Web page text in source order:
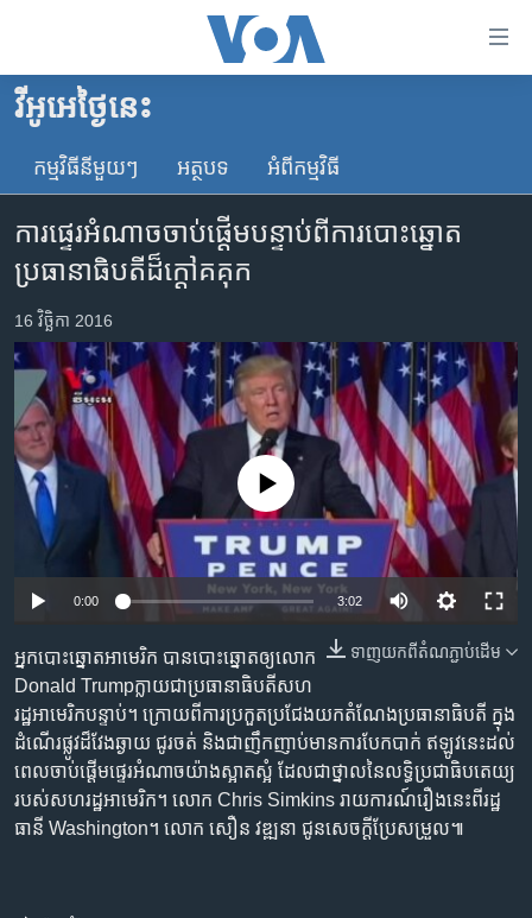
គេហទំព័រ​
ទាក់ទង
និង​
ចូល​
ទំព័រ​
ព័ត៌មាន​​
ម្តង
រំលង​
និង​
ចូល​
ទៅ​
រំលង​
ចូល​
ទៅ​
កាន់​
ទំព័រ​
ស្វែង​
រក
កម្ពុជា
អន្តរជាតិ
កម្ពុជាច្នៃប្រតិដ្ឋ
ព្រឹត្តិការណ៍ព័ត៌មាន
ទូរទស្សន៍ / វីដេអូ​
វិទ្យុ / ផតខាសថ៍
កម្មវិធីទាំងអស់
Khmer English
ភាសា
វីអូអេថ្ងៃនេះ
កម្មវិធី​នីមួយៗ អត្ថបទ​ អំពី​កម្មវិធី​
ការផ្ទេរ​អំណាច​ចាប់ផ្ដើម​បន្ទាប់ពី​ការបោះឆ្នោត​
ប្រធានាធិបតី​ដ៏​ក្ដៅ​គគុក
16 វិច្ឆិកា 2016
No media source currently available
0:00 3:02
ទាញ​យក​ពី​តំណភ្ជាប់​ដើម
អ្នក​បោះ​ឆ្នោត​អាមេរិក​ បាន​បោះ​ឆ្នោត​ឲ្យ​លោក
Donald Trumpក្លាយ​ជា​ប្រធានាធិបតី​សហ
រដ្ឋ​អាមេរិក​បន្ទាប់។ ក្រោយ​ពី​ការ​ប្រកួត​ប្រជែង​យក​តំណែង​ប្រធានាធិបតី ​ក្នុង​
ដំណើរ​ផ្លូវ​ដ៏​វែង​ឆ្ងាយ ជូរចត់ និង​ជា​ញឹក​ញាប់​មាន​ការ​បែក​បាក់ ឥឡូវ​នេះ​ដល់​
ពេល​ចាប់​ផ្ដើម​ផ្ទេរ​អំណាច​យ៉ាង​ស្អាត​ស្អំ ដែល​ជា​ថ្នាល​នៃ​លទ្ធិ​ប្រជាធិបតេយ្យ​
របស់​សហរដ្ឋ​អាមេរិក។ លោក Chris Simkins រាយការណ៍​រឿង​នេះ​ពី​រដ្ឋ
ធានី Washington។ លោក សឿន វឌ្ឍនា ជូន​សេចក្ដី​ប្រែ​សម្រួល៕